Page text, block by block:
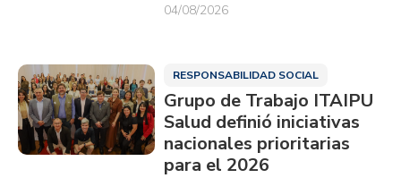
04/08/2026
RESPONSABILIDAD SOCIAL
Grupo de Trabajo ITAIPU
Salud definió iniciativas
nacionales prioritarias
para el 2026